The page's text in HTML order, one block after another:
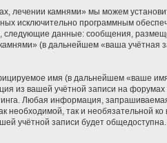
лечении камнями» мы можем
исключительно программным
данные: сообщения,
(в дальнейшем «ваша
имя (в дальнейшем «ваше
из вашей учётной записи на
Любая информация,
необходимой, так и
учётной записи будет